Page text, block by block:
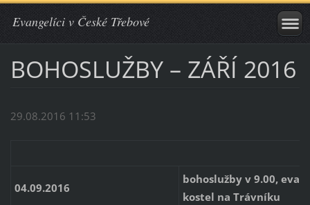
Evangelíci v České Třebové
BOHOSLUŽBY – ZÁŘÍ 2016
29.08.2016 11:53
04.09.2016
bohoslužby v 9.00,
kostel na Trávníku